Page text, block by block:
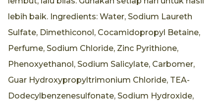
lebih baik. Ingredients: Water, Sodium Laureth
Sulfate, Dimethiconol, Cocamidopropyl Betaine,
Perfume, Sodium Chloride, Zinc Pyrithione,
Phenoxyethanol, Sodium Salicylate, Carbomer,
Guar Hydroxypropyltrimonium Chloride, TEA-
Dodecylbenzenesulfonate, Sodium Hydroxide,